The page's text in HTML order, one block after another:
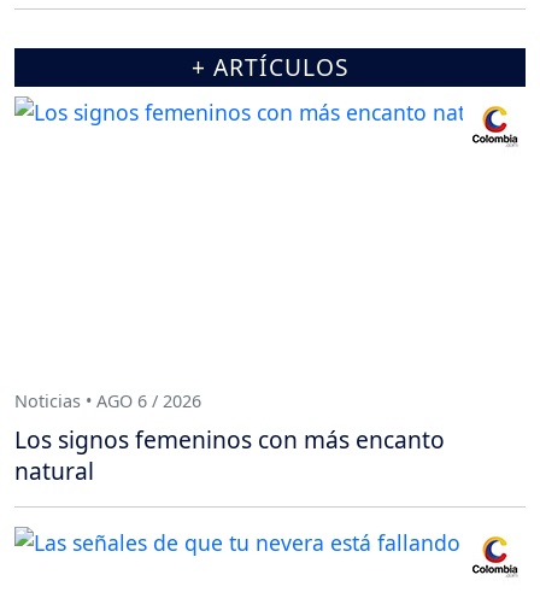
+ ARTÍCULOS
Noticias • AGO 6 / 2026
Los signos femeninos con más encanto
natural